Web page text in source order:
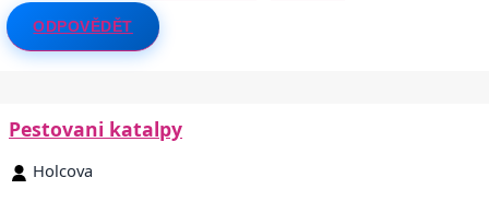
ODPOVĚDĚT
Pestovani katalpy
Holcova